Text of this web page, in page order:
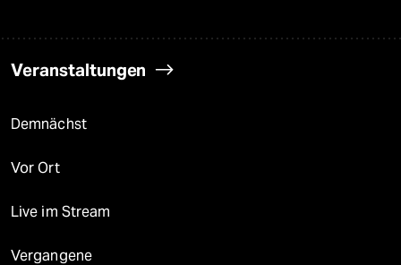
Veranstaltungen
Demnächst
Vor Ort
Live im Stream
Vergangene